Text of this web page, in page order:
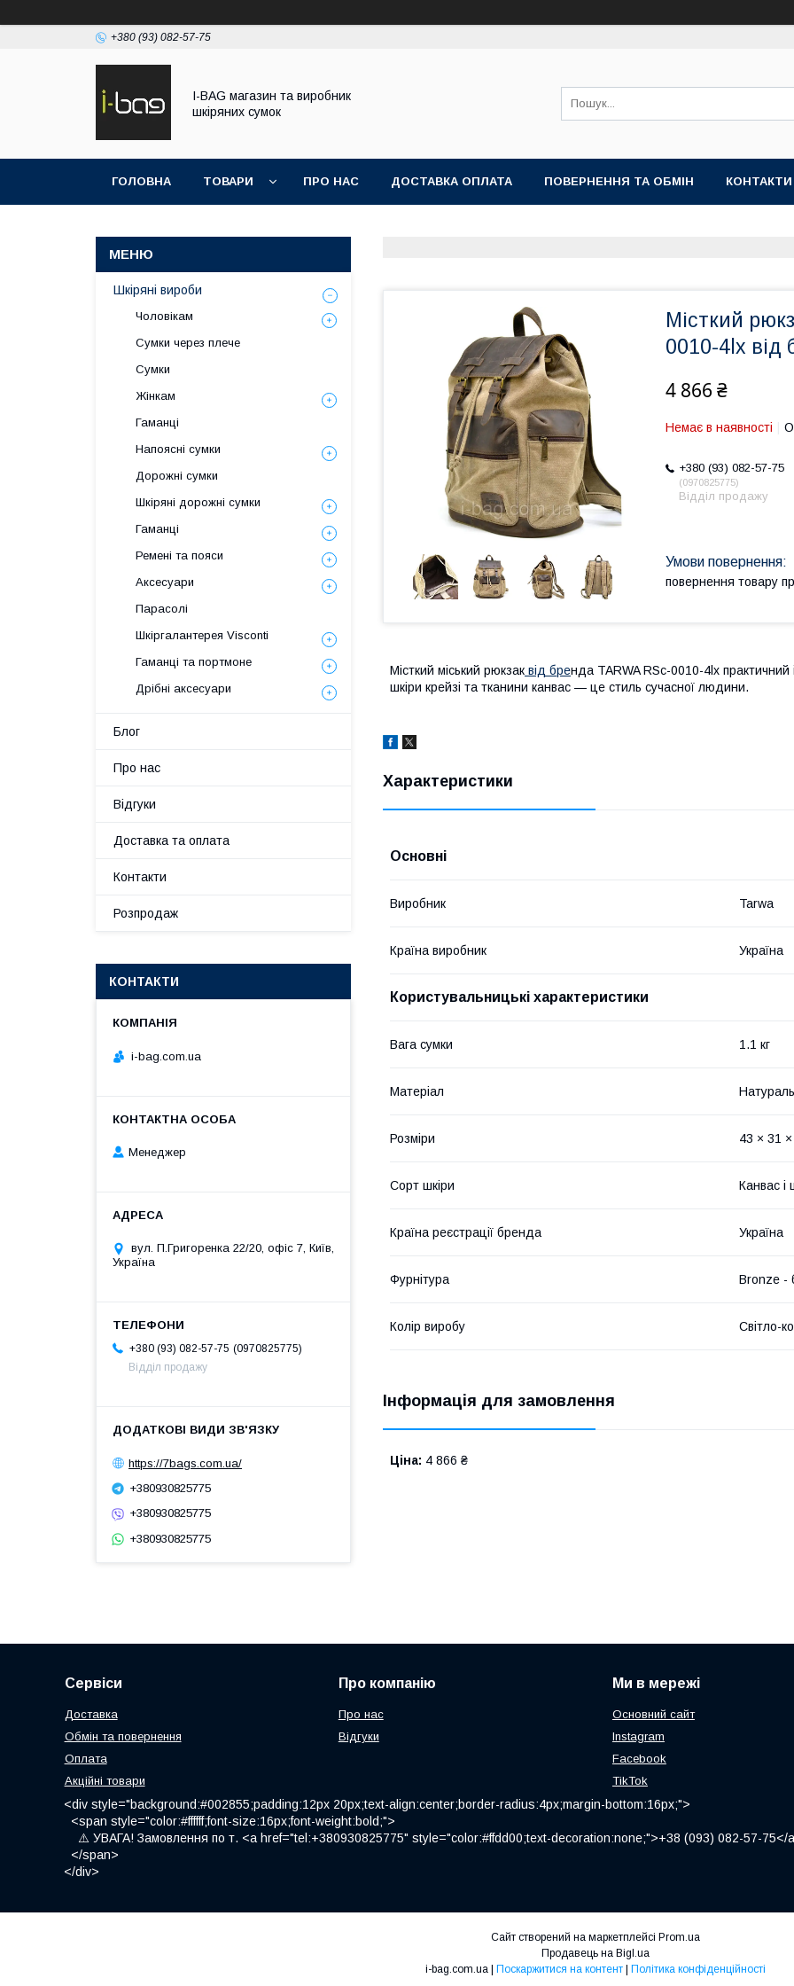
+380 (93) 082-57-75
I-BAG магазин та виробник
шкіряних сумок
ГОЛОВНА ТОВАРИ ПРО НАС ДОСТАВКА ОПЛАТА ПОВЕРНЕННЯ ТА ОБМІН КОНТАКТИ
Місткий
0010-4lx від
4 866 ₴
Немає в наявності
+380 (93) 082-57-75
0970825775
Відділ продажу
повернення товару
Місткий міський рюкзак від бренда TARWA RSc-0010-4lx
шкіри крейзі та тканини канвас — це стиль сучасної людини.
Характеристики
Основні
Виробник Tarwa
Країна виробник Україна
Користувальницькі характеристики
Вага сумки 1.1 кг
Матеріал
Розміри 43 × 31
Сорт шкіри Канвас і
Країна реєстрації бренда Україна
Фурнітура Bronze -
Колір виробу Світло-
Інформація для замовлення
Ціна: 4 866 ₴
Шкіряні вироби
Чоловікам
Сумки через плече
Сумки
Жінкам
Гаманці
Напоясні сумки
Дорожні сумки
Шкіряні дорожні сумки
Гаманці
Ремені та пояси
Аксесуари
Парасолі
Шкіргалантерея Visconti
Гаманці та портмоне
Дрібні аксесуари
Блог
Про нас
Відгуки
Доставка та оплата
Контакти
Розпродаж
КОНТАКТИ
i-bag.com.ua
Менеджер
вул. П.Григоренка 22/20, офіс 7, Київ,
Україна
+380 (93) 082-57-75
0970825775
Відділ продажу
https://7bags.com.ua/
+380930825775
+380930825775
+380930825775
Сервіси
Доставка
Обмін та повернення
Оплата
Акційні товари
Про компанію
Про нас
Відгуки
Ми в мережі
Основний сайт
Instagram
Facebook
TikTok
<div style="background:#002855;padding:12px 20px;text-align:center;border-radius:4px;margin-bottom:16px;">
<span style="color:#ffffff;font-size:16px;font-weight:bold;">
⚠️ УВАГА! Замовлення по т. <a href="tel:+380930825775" style="color:#ffdd00;text-decoration:none;">+38 (093) 082-57-
</span>
</div>
Сайт створений на маркетплейсі Prom.ua
Продавець на Bigl.ua
Поскаржитися на контент Політика конфіденційності